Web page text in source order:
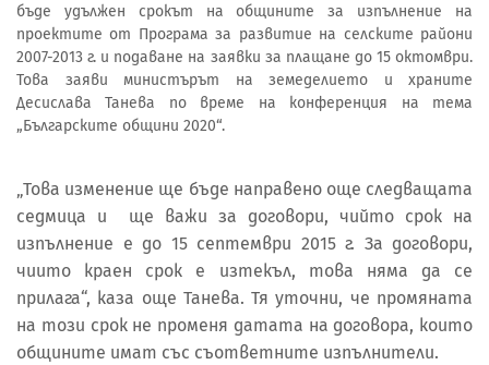
бъде удължен срокът на общините за изпълнение на
проектите от Програма за развитие на селските райони
2007-2013 г. и подаване на заявки за плащане до 15 октомври.
Това заяви министърът на земеделието и храните
Десислава Танева по време на конференция на тема
„Българските общини 2020“.
„Това изменение ще бъде направено още следващата
седмица и ще важи за договори, чийто срок на
изпълнение е до 15 септември 2015 г. За договори,
чиито краен срок е изтекъл, това няма да се
прилага“, каза още Танева. Тя уточни, че промяната
на този срок не променя датата на договора, които
общините имат със съответните изпълнители.